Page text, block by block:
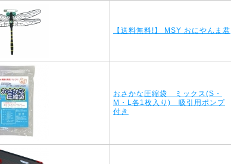
【送料無料!】 MSY おにやんま君
おさかな圧縮袋 ミックス(S・
M・L各1枚入り) 吸引用ポンプ
付き